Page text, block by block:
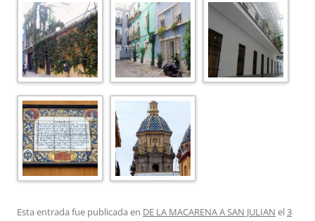
Esta entrada fue publicada en DE LA MACARENA A SAN JULIAN el3